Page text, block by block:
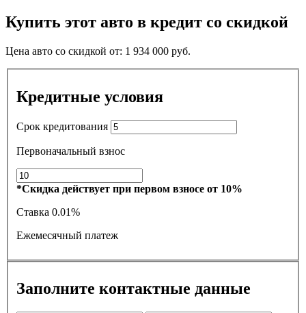
Купить этот авто в кредит со скидкой
Цена авто со скидкой от: 1 934 000 руб.
Кредитные условия
Срок кредитования
Первоначальный взнос
*Скидка действует при первом взносе от 10%
Ставка 0.01%
Ежемесячный платеж
Заполните контактные данные